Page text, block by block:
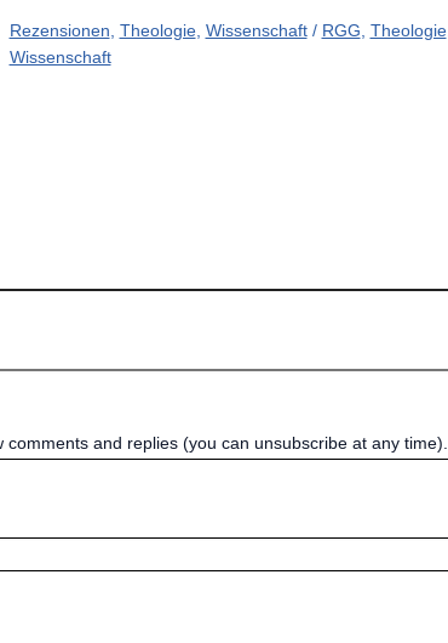
Rezensionen Theologie, Wissenschaft/ RGG Theologie,
Wissenschaft
and replies (you can unsubscribe at any time).